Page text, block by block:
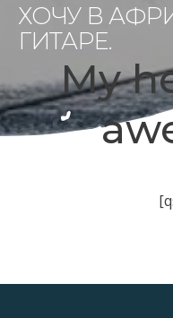
ХОЧУ В
ГИТАРЕ.
My